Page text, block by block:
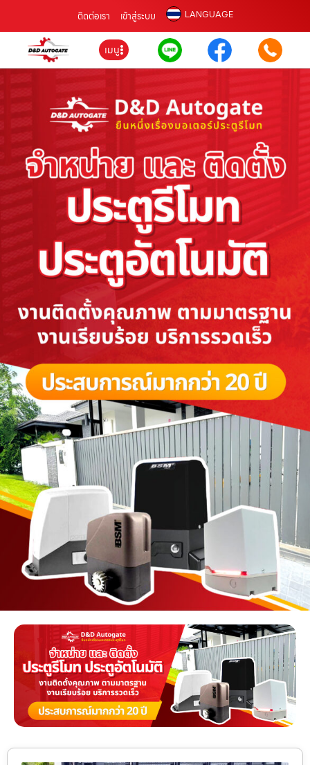
ติดต่อเรา เข้าสู่ระบบ LANGUAGE
เมนู